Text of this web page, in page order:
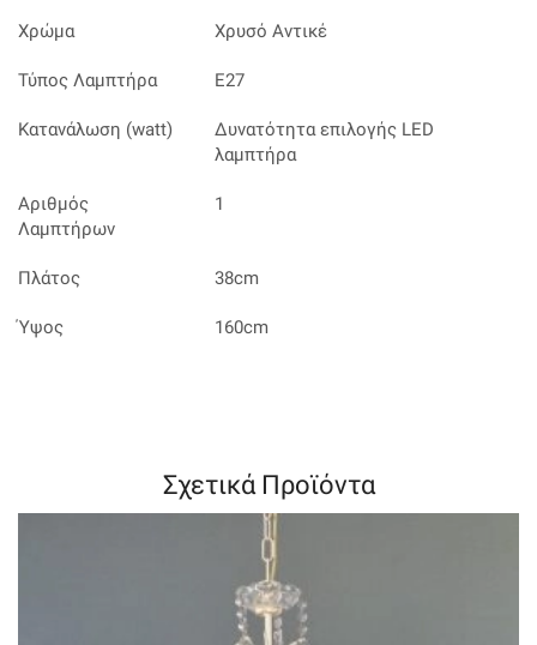
Χρώμα Χρυσό Αντικέ
Τύπος Λαμπτήρα Ε27
Κατανάλωση (watt)
Δυνατότητα επιλογής LED
λαμπτήρα
Αριθμός
Λαμπτήρων
1
Πλάτος 38cm
Ύψος 160cm
Σχετικά Προϊόντα